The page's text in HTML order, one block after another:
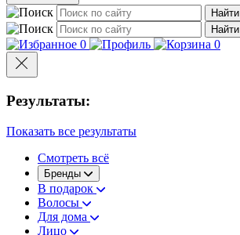
Найти
Найти
0 0
Результаты:
Показать все результаты
Смотреть всё
Бренды
В подарок
Волосы
Для дома
Лицо